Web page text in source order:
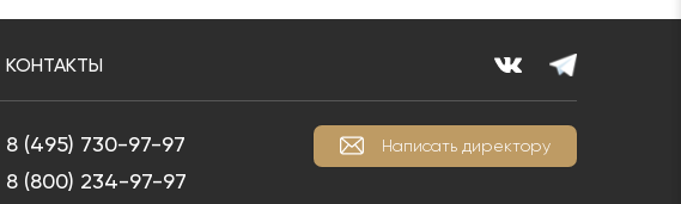
КОНТАКТЫ
8 (495) 730-97-97
8 (800) 234-97-97
Написать директору